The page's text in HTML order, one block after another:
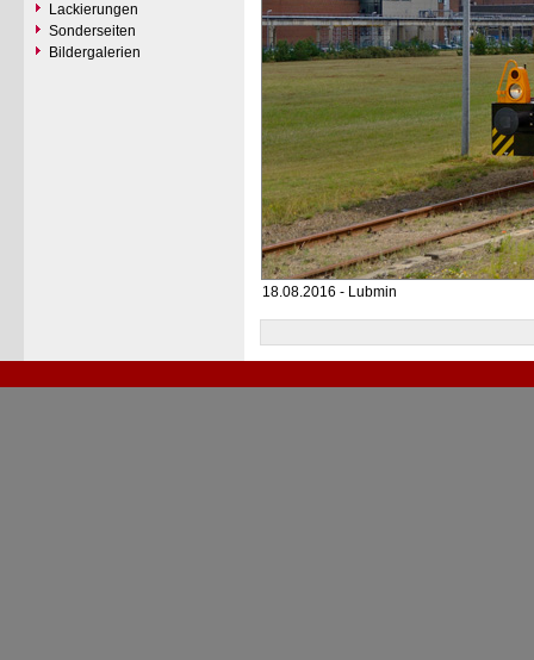
Lackierungen
Sonderseiten
Bildergalerien
18.08.2016 - Lubmin